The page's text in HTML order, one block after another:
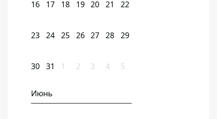
16 17 18 19 20 21 22
23 24 25 26 27 28 29
30 31 1 2 3 4 5
Июнь